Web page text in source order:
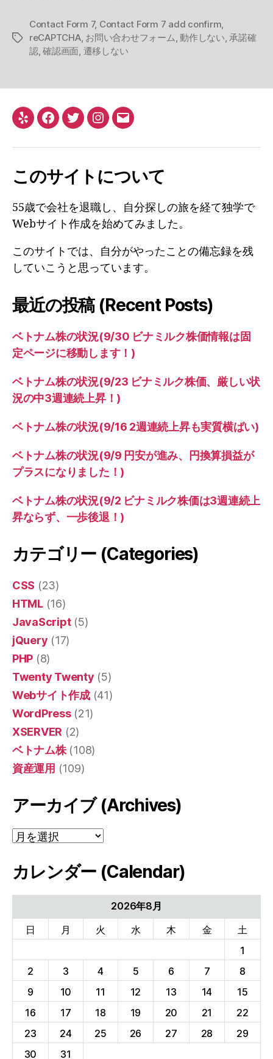
タ
Contact Form 7, Contact Form 7 add confirm,
reCAPTCHA, お問い合わせフォーム,動作しない,承諾確
認,確認画面, 遷移しない
Yelp Facebook
TwitterInstagram
メ
このサイトについて
55歳で会社を退職し、自分探しの旅を経て独学で
Webサイト作成を始めてみました。
このサイトでは、自分がやったことの備忘録を残
していこうと思っています。
最近の投稿 (Recent Posts)
ベトナム株の状況(9/30 ビナミルク株価情報は固
定ページに移動します！)
ベトナム株の状況(9/23 ビナミルク株価、厳しい状
況の中3週連続上昇！)
ベトナム株の状況(9/16 2週連続上昇も実質横ばい)
ベトナム株の状況(9/9 円安が進み、円換算損益が
プラスになりました！)
ベトナム株の状況(9/2 ビナミルク株価は3週連続上
昇ならず、一歩後退！)
カテゴリー (Categories)
CSS (23)
HTML(16)
JavaScript(5)
jQuery (17)
PHP (8)
Twenty Twenty (5)
Webサイト作成(41)
WordPress(21)
XSERVER (2)
ベトナム株(108)
資産運用 (109)
アーカイブ (Archives)
ア
イ
カレンダー (Calendar)
2026年8月
日
月 火 水 木 金
土
1
2
3 4 5 6 7
8
9
10 11 12 13 14
15
16
17 18 19 20 21
22
23
24 25 26 27 28
29
30
31